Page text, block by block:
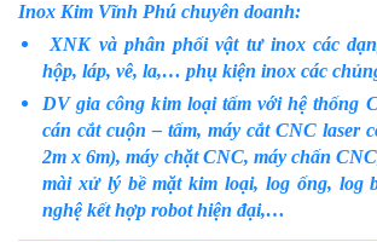
Inox Kim Vĩnh Phú chuyên doanh:
XNK và phân phối vật tư inox các
hộp, láp, vê, la,… phụ kiện inox các
DV gia công kim loại tấm với hệ thống
cán cắt cuộn – tấm, máy cắt CNC laser
2m x 6m), máy chặt CNC, máy chấn
mài xử lý bề mặt kim loại, log ống, log
nghệ kết hợp robot hiện đại,…